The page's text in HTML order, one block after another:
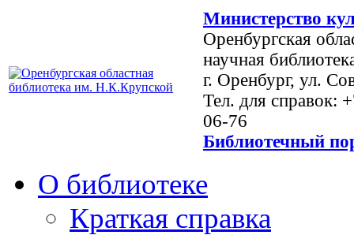
Министерство
Оренбургская
научная
г. Оренбург, ул.
Тел. для справок:
06-76
Библиотечный
О библиотеке
Краткая справка